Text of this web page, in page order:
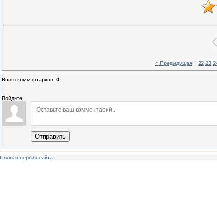
« Предыдущая 22 23
Всего комментариев: 0
Войдите:
Отправить
Полная версия сайта